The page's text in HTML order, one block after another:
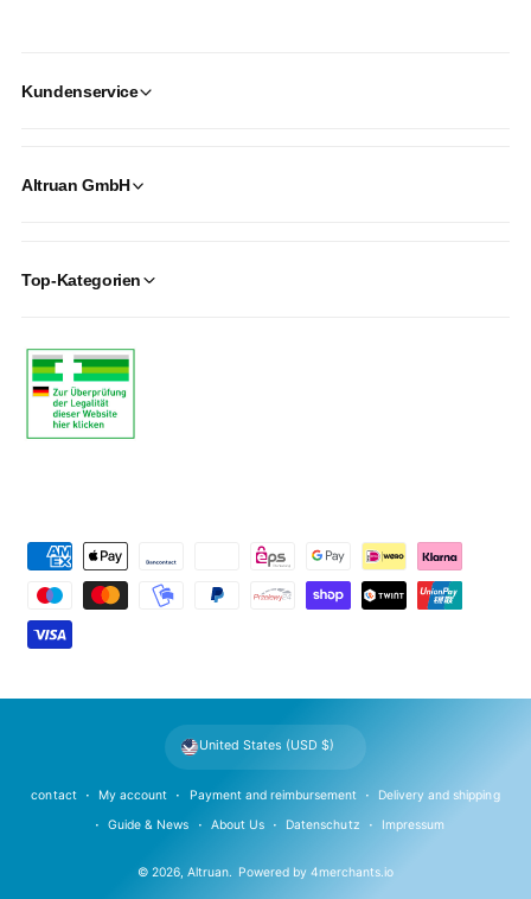
Kundenservice
Altruan GmbH
Top-Kategorien
m
n
© 2026,Altruan. Powered by 4merchants.io
contact My account Payment and reimbursement Delivery and shipping
Guide & News About Us Datenschutz Impressum
United States (USD $)